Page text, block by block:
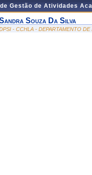
Gestão de Atividades
Souza Da Silva
- CCHLA - DEPARTAMENTO